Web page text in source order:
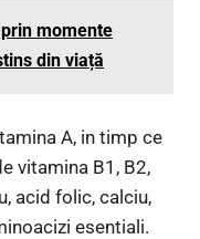
momente
din viață
A, in timp ce
vitamina B1, B2,
acid folic, calciu,
esentiali.